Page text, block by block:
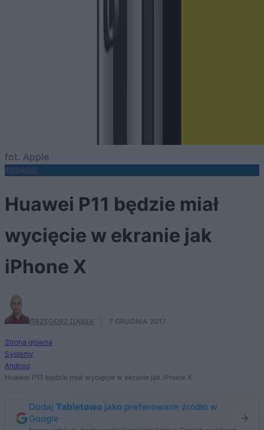
fot. Apple
ANDROID
Huawei P11 będzie miał
wycięcie w ekranie jak
iPhone X
GRZEGORZ DĄBEK 7 GRUDNIA 2017
Strona główna
Systemy
Android
Huawei P11 będzie miał wycięcie w ekranie jak iPhone X
Dodaj Tabletowo jako preferowane źródło w
Google